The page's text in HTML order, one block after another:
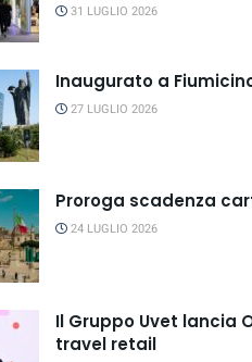
31 LUGLIO 2026
Inaugurato a
27 LUGLIO 2026
Proroga scadenza
24 LUGLIO 2026
Il Gruppo Uvet lancia
travel retail